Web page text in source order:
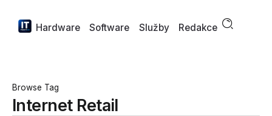
Hardware Software Služby Redakce
Browse Tag
Internet Retail